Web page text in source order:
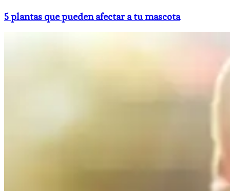
5 plantas que pueden afectar a tu mascota